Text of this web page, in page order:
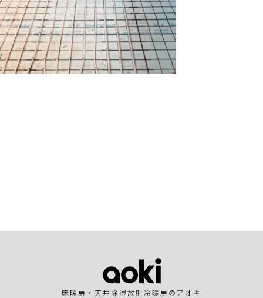
床暖房・天井除湿放射冷暖房のアオキ